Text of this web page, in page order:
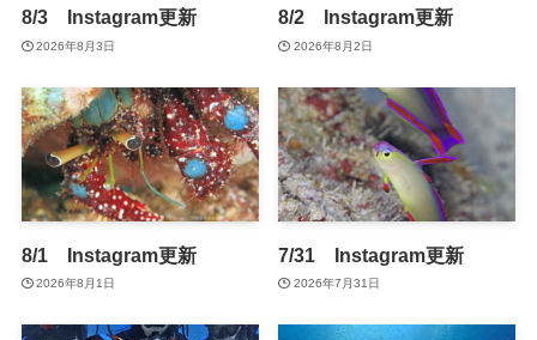
8/3 Instagram更新
2026年8月3日
8/2 Instagram更新
2026年8月2日
8/1 Instagram更新
2026年8月1日
7/31 Instagram更新
2026年7月31日